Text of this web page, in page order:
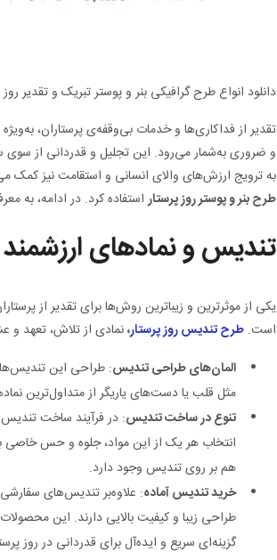
دانلود انواع طرح گرافیکی بنر و پوستر تبریک و تقدیر
تقدیر از فداکاری‌ها و خدمات بی‌وقفه‌ی پرستاران،
و ضروری به‌شمار می‌رود. این تجلیل و قدردانی از سوی
به ترویج ارزش‌های والای انسانی و استقامت نیز کمک
طرح بنرو پوسترروز پرستاراستفاده کرد. در ادامه، به
تندیس و نمادهای ارزشمند
یکی از موثرترین و زیباترین روش‌ها برای تقدیر از
است. طرح تندیس روز پرستار،نمادی از تلاش، تعهد و
المان‌های طراحی تندیس: طراحی این تندیس‌ها
مثل قلب یا دست‌های یاریگر از متداول‌ترین
تنوع در ساخت تندیس: در فرآیند ساخت تندیس
انتخاب هر یک از این مواد، جلوه و حس خاصی
هم بر روی تندیس وجود دارد.
خرید تندیس آماده: علاوه‌بر تندیس‌های
طراحی زیبا و کیفیت بالایی دارند. این
گزینه‌ای سریع و ایده‌آل برای قدردانی در روز